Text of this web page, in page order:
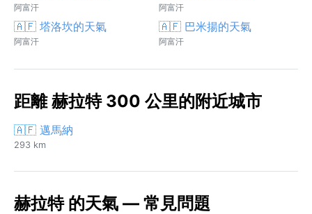
阿富汗 阿富汗
🇦🇫 塔洛坎的天氣
阿富汗
🇦🇫 巴米揚的天氣
阿富汗
距離 赫拉特 300 公里的附近城市
🇦🇫 邁馬納
293 km
赫拉特 的天氣 — 常見問題